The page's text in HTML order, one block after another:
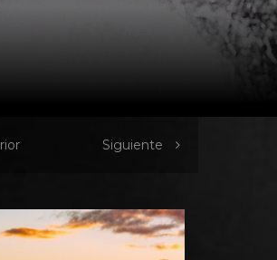
Siguiente